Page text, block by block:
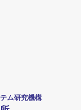
ム研究機構